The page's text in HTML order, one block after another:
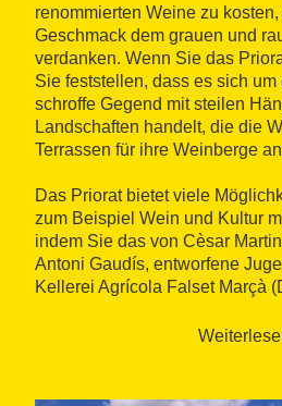
renommierten Weine zu
Geschmack dem grauen und
verdanken. Wenn Sie das
Sie feststellen, dass es sich
schroffe Gegend mit steilen
Landschaften handelt, die die
Terrassen für ihre Weinberge
Das Priorat bietet viele
zum Beispiel Wein und Kultur
indem Sie das von Cèsar
Antoni Gaudís, entworfene
Kellerei Agrícola Falset Marçà
Bauwerk, das auch Teil der so
Unbedingt besuchen sollten